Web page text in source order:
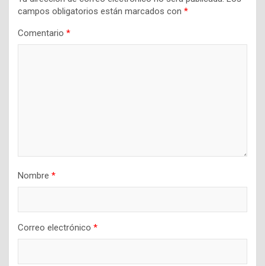
campos obligatorios están marcados con *
Comentario *
Nombre *
Correo electrónico *